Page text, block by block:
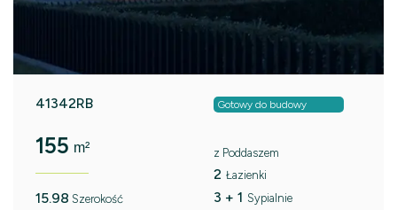
41342RB Gotowy do budowy
155 m²
15.98 Szerokość
z Poddaszem
2 Łazienki
3 + 1 Sypialnie